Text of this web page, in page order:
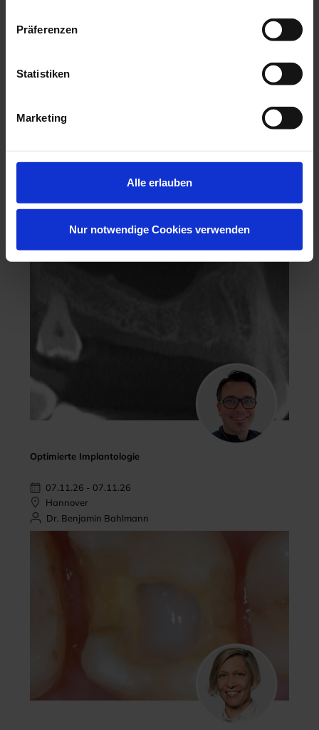
Präferenzen
Statistiken
Marketing
Alle erlauben
Nur notwendige Cookies verwenden
Hochästhetisches, nichtinvasives Veneering
Köln
Dr. Hanni Lohmar
Optimierte Implantologie
07.11.26 - 07.11.26
Hannover
Dr. Benjamin Bahlmann